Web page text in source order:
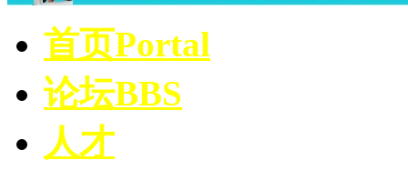
首页Portal
论坛BBS
人才